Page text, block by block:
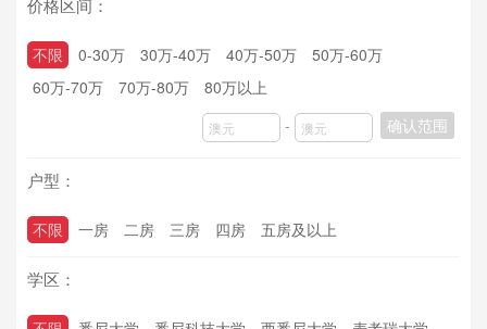
价格区间：
不限 0-30万 30万-40万 40万-50万
50万-60万
60万-70万
70万-80万
80万以上
-
确认范围
户型：
不限 一房 二房 三房 四房 五房及以上
学区：